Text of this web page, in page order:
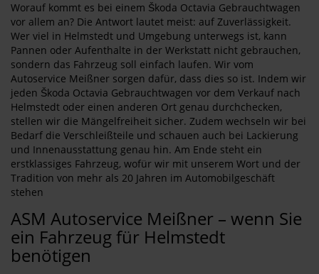
Worauf kommt es bei einem Škoda Octavia Gebrauchtwagen
vor allem an? Die Antwort lautet meist: auf Zuverlässigkeit.
Wer viel in Helmstedt und Umgebung unterwegs ist, kann
Pannen oder Aufenthalte in der Werkstatt nicht gebrauchen,
sondern das Fahrzeug soll einfach laufen. Wir vom
Autoservice Meißner sorgen dafür, dass dies so ist. Indem wir
jeden Škoda Octavia Gebrauchtwagen vor dem Verkauf nach
Helmstedt oder einen anderen Ort genau durchchecken,
stellen wir die Mängelfreiheit sicher. Zudem wechseln wir bei
Bedarf die Verschleißteile und schauen auch bei Lackierung
und Innenausstattung genau hin. Am Ende steht ein
erstklassiges Fahrzeug, wofür wir mit unserem Wort und der
Tradition von mehr als 20 Jahren im Automobilgeschäft
stehen
ASM Autoservice Meißner – wenn Sie
ein Fahrzeug für Helmstedt
benötigen